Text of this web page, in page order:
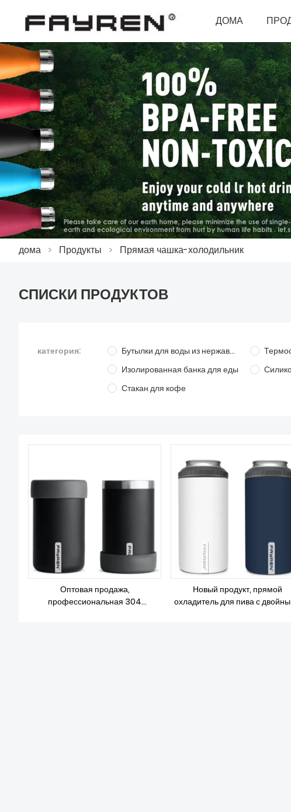
ДОМА
дома > Продукты > Прямая чашка-холодильник
СПИСКИ ПРОДУКТОВ
категория: Бутылки для воды из нержавеющей стали
Изолированная банка для еды
Стакан для кофе
Оптовая продажа,
профессиональная 304
Новый продукт, прямой
охладитель для пива с